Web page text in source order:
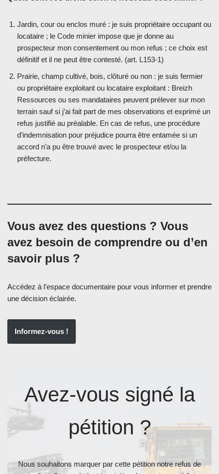
Jardin, cour ou enclos muré : je suis propriétaire occupant ou
locataire ; le Code minier impose que je donne au
prospecteur mon consentement ou mon refus ; ce choix est
définitif et il ne peut être contesté. (art. L153-1)
Prairie, champ cultivé, bois, clôturé ou non : je suis fermier
ou propriétaire exploitant ou locataire exploitant : Breizh
Ressources ou ses mandataires peuvent prélever sur mon
terrain sauf si j’ai fait part de mes observations et exprimé un
refus justifié au préalable. En cas de refus, une procédure
d’indemnisation pour préjudice pourra être entamée si un
accord n’a pu être trouvé avec le prospecteur et/ou la
préfecture.
Vous avez des questions ? Vous
avez besoin de comprendre ou d’en
savoir plus ?
Accédez à l’espace documentaire pour vous informer et prendre
une décision éclairée.
Informez-vous !
Avez-vous signé la
pétition ?
Nous souhaitons marquer par cette pétition notre refus de